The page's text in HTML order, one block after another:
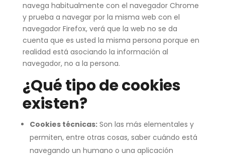
navega habitualmente con el navegador Chrome
y prueba a navegar por la misma web con el
navegador Firefox, verá que la web no se da
cuenta que es usted la misma persona porque en
realidad está asociando la información al
navegador, no a la persona.
¿Qué tipo de cookies
existen?
Cookies técnicas:Son las más elementales y
permiten, entre otras cosas, saber cuándo está
navegando un humano o una aplicación